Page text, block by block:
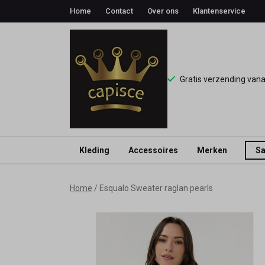
Home Contact Over ons Klantenservice
Gratis verzending
Kleding Accessoires Merken
Esqualo
Home Esqualo Sweater raglan pearls